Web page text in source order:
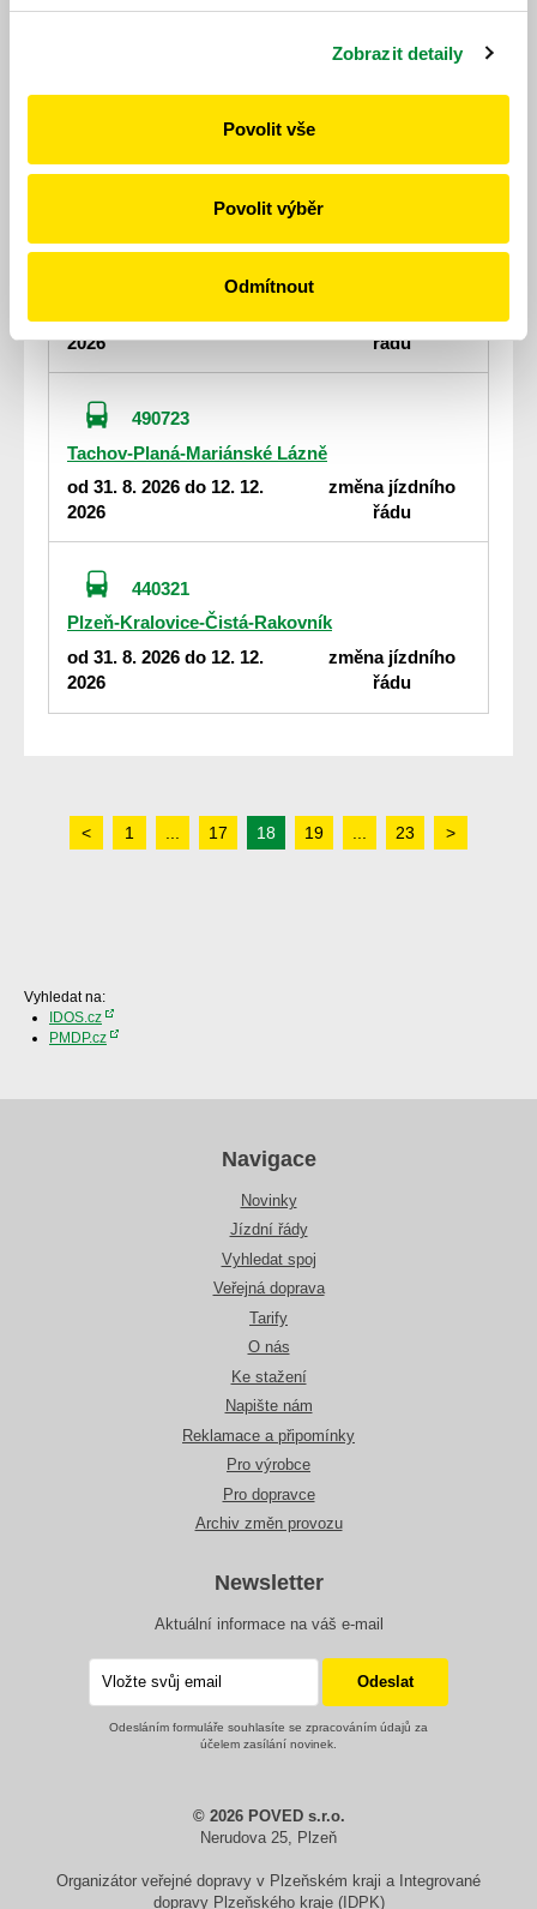
Zobrazit detaily
Povolit vše
Povolit výběr
Odmítnout
2026
řádu
440334
Plzeň-Třemošná-Horní Bříza-Dobříč
od 31. 8. 2026 do 12. 12.
2026
změna jízdního
řádu
490723
Tachov-Planá-Mariánské Lázně
od 31. 8. 2026 do 12. 12.
2026
změna jízdního
řádu
440321
Plzeň-Kralovice-Čistá-Rakovník
od 31. 8. 2026 do 12. 12.
2026
změna jízdního
řádu
< 1 17 18 19 23 >
Vyhledat na:
IDOS.cz
PMDP.cz
Navigace
Novinky
Jízdní řády
Vyhledat spoj
Veřejná doprava
Tarify
O nás
Ke stažení
Napište nám
Reklamace a připomínky
Pro výrobce
Pro dopravce
Archiv změn provozu
Newsletter
Aktuální informace na váš e-mail
Odesláním formuláře souhlasíte se zpracováním údajů za
účelem zasílání novinek.
© 2026 POVED s.r.o.
Nerudova 25, Plzeň
Organizátor veřejné dopravy v Plzeňském kraji a Integrované
dopravy Plzeňského kraje (IDPK)